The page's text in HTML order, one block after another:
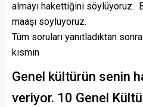
almayı hakettiğini söylüyoruz.
maaşı söylüyoruz.
Tüm soruları yanıtladıktan
kısmın
Genel kültürün senin
veriyor. 10 Genel